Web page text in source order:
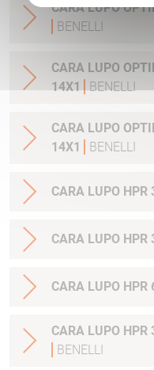
BENELLI
CARA LUPO
14X1 BENELLI
CARA LUPO
14X1
BENELLI
CARA LUPO HPR
CARA LUPO HPR
CARA LUPO HPR
CARA LUPO
BENELLI